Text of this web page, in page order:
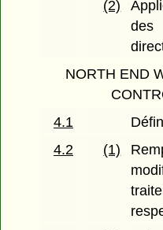
(2)
NORTH END
4.1
4.2
(1)